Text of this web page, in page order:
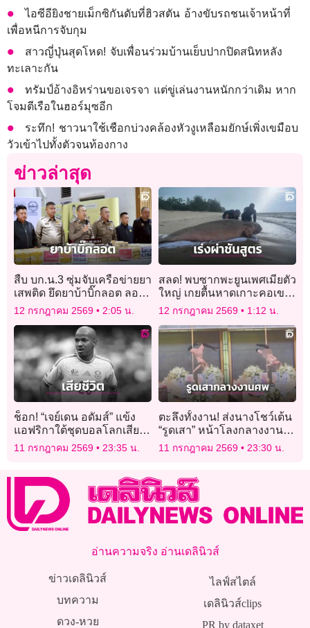
ไอซีอียิงชายเม็กซิกันดับที่ฮิวสตัน อ้างขับรถชนเจ้าหน้าที่
เพื่อหนีการจับกุม
สาวญี่ปุ่นสุดโหด! จับเพื่อนร่วมบ้านเย็บปากปิดสนิทหลัง
ทะเลาะกัน
ทรัมป์อ้างอิหร่านขอเจรจา แต่ขู่เล่นงานหนักกว่าเดิม หาก
โจมตีเรือในฮอร์มุซอีก
ระทึก! ชาวนาใช้เชือกบ่วงคล้องหัวงูเหลือมยักษ์เพิ่งเขมือบ
วัวเข้าไปทั้งตัวจนท้องกาง
ข่าวล่าสุด
สืบ บก.น.3 ซุ่มจับเครือข่ายยา
เสพติด ยึดยาบ้าบิ๊กลอต ลอบ
ขนเข้ากรุง
12 กรกฎาคม 2569 2:05 น.
สลด! พบซากพะยูนเพศเมียตัว
ใหญ่ เกยตื้นหาดเกาะคอเขา
พังงา เร่งผ่าชันสูตรหาสาเหตุ
12 กรกฎาคม 2569 1:12 น.
ช็อก! “เจย์เดน อดัมส์” แข้ง
แอฟริกาใต้ชุดบอลโลกเสีย
ชีวิต
11 กรกฎาคม 2569 23:35 น.
ตะลึงทั้งงาน! ส่งนางโชว์เต้น
“รูดเสา” หน้าโลงกลางงาน
พิธีศพเจ้าของบาร์เก่าย่าน
“โคมแดง”
11 กรกฎาคม 2569 23:30 น.
อ่านความจริง อ่านเดลินิวส์
ข่าวเดลินิวส์
บทความ
ดวง-หวย
ไลฟ์สไตล์
เดลินิวส์clips
PR by dataxet